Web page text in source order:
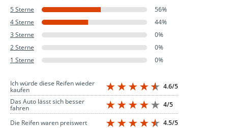
5 Sterne
56%
4 Sterne
44%
3 Sterne
0%
2 Sterne
0%
1 Sterne
0%
Ich würde diese Reifen wieder
kaufen
4.6/5
Das Auto lässt sich besser
fahren 4/5
Die Reifen waren preiswert 4.5/5